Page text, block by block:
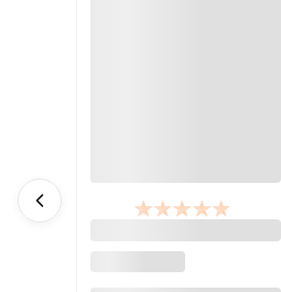
SodaStream Pepsi MAX
Lime 440 ml